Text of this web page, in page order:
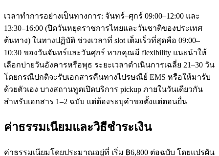
เวลาทำการอย่างเป็นทางการ: จันทร์–ศุกร์ 09:00–12:00 และ
13:30–16:00 (ปิดวันหยุดราชการไทยและวันชาติของประเทศ
ต้นทาง) ในทางปฏิบัติ ช่วงเวลาที่ slot เต็มเร็วที่สุดคือ 09:00–
10:30 ของวันจันทร์และวันศุกร์ หากคุณมี flexibility แนะนำให้
เลือกบ่ายวันอังคารหรือพุธ ระยะเวลาดำเนินการเฉลี่ย 21–30 วัน
โดยกรณีปกติจะรับเอกสารคืนทางไปรษณีย์ EMS หรือให้มารับ
ด้วยตัวเอง บางสถานทูตเปิดบริการ pickup ภายในวันเดียวกัน
สำหรับเอกสาร 1–2 ฉบับ แต่ต้องระบุคำขอตั้งแต่ตอนยื่น
ค่าธรรมเนียมและวิธีชำระเงิน
ค่าธรรมเนียมโดยประมาณอยู่ที่ เริ่ม ฿6,800 ต่อฉบับ โดยแปรผัน